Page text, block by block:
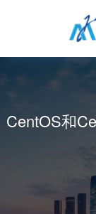
CentOS和